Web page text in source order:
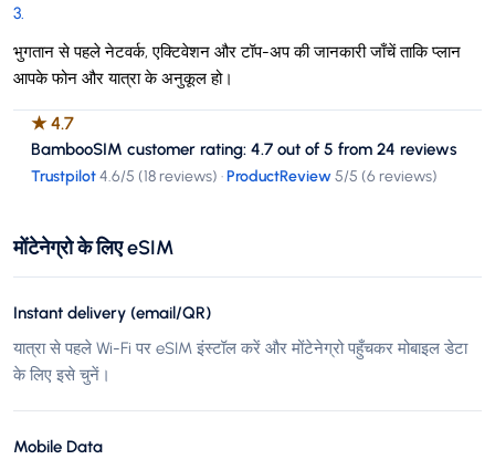
3.
भुगतान से पहले नेटवर्क, एक्टिवेशन और टॉप-अप की जानकारी जाँचें ताकि प्लान
आपके फोन और यात्रा के अनुकूल हो।
★4.7
BambooSIM customer rating: 4.7 out of 5 from 24 reviews
Trustpilot4.6/5 (18 reviews) ·ProductReview5/5 (6 reviews)
मोंटेनेग्रो के लिए eSIM
Instant delivery (email/QR)
यात्रा से पहले Wi-Fi पर eSIM इंस्टॉल करें और मोंटेनेग्रो पहुँचकर मोबाइल डेटा
के लिए इसे चुनें।
Mobile Data